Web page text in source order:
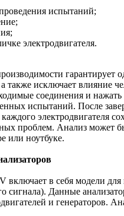
испытаний;
электродвигателя.
гарантирует
также исключает влияние
соединения и
испытаний. После
электродвигателя
проблем. Анализ может
или ноутбуке.
включает в себя модели
сигнала). Данные
и генераторов.